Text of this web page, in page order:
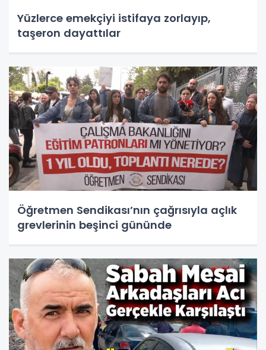
Yüzlerce emekçiyi istifaya zorlayıp,
taşeron dayattılar
Öğretmen Sendikası’nın çağrısıyla açlık
grevlerinin beşinci gününde